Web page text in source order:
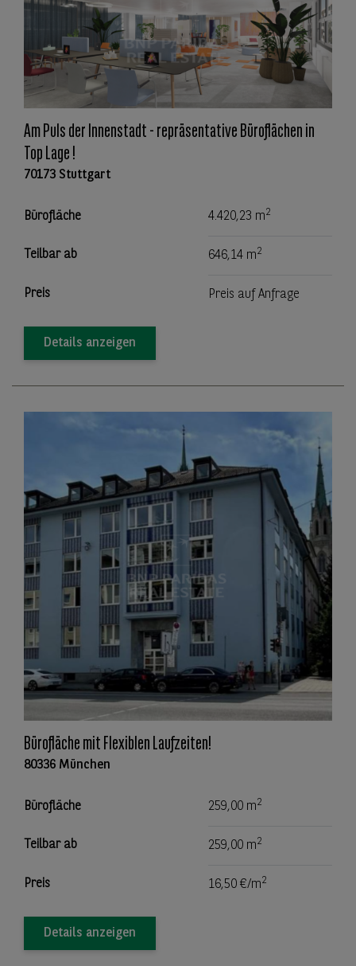
Am Puls der Innenstadt - repräsentative Büroflächen in
Top Lage !
70173 Stuttgart
Bürofläche 4.420,23 m2
Teilbar ab 646,14 m2
Preis Preis auf Anfrage
Details anzeigen
Bürofläche mit Flexiblen Laufzeiten!
80336 München
Bürofläche 259,00 m2
Teilbar ab 259,00 m2
Preis 16,50 €/m2
Details anzeigen